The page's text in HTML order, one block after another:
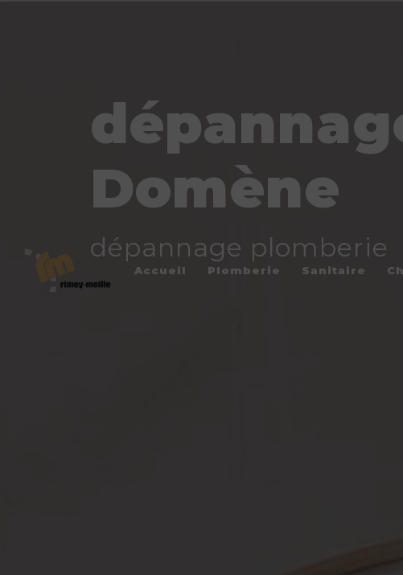
Accueil Plomberie Sanitaire
Domène
dépannage plomberie